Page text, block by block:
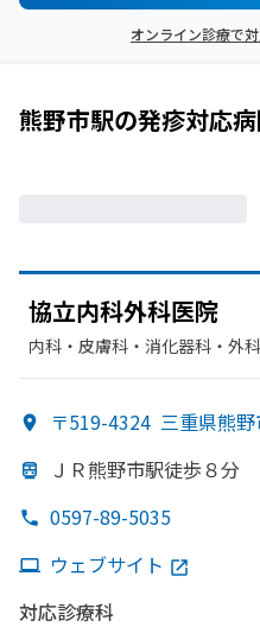
オンライン診療で
熊野市駅の発疹対応
協立内科外科医院
内科・​皮膚科・​消化器科・​外
〒519-4324 三重県熊
ＪＲ熊野市駅徒歩８分
0597-89-5035
ウェブサイト
対応診療科